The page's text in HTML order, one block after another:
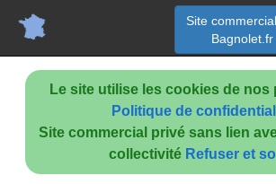
Le site utilise les cookies de nos
Politique de
Site commercial privé sans lien
collectivité Refuser et
Site
Bagnolet.fr